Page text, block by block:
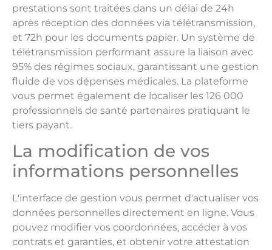
prestations sont traitées dans un délai de 24h
après réception des données via télétransmission,
et 72h pour les documents papier. Un système de
télétransmission performant assure la liaison avec
95% des régimes sociaux, garantissant une gestion
fluide de vos dépenses médicales. La plateforme
vous permet également de localiser les 126 000
professionnels de santé partenaires pratiquant le
tiers payant.
La modification de vos
informations personnelles
L'interface de gestion vous permet d'actualiser vos
données personnelles directement en ligne. Vous
pouvez modifier vos coordonnées, accéder à vos
contrats et garanties, et obtenir votre attestation